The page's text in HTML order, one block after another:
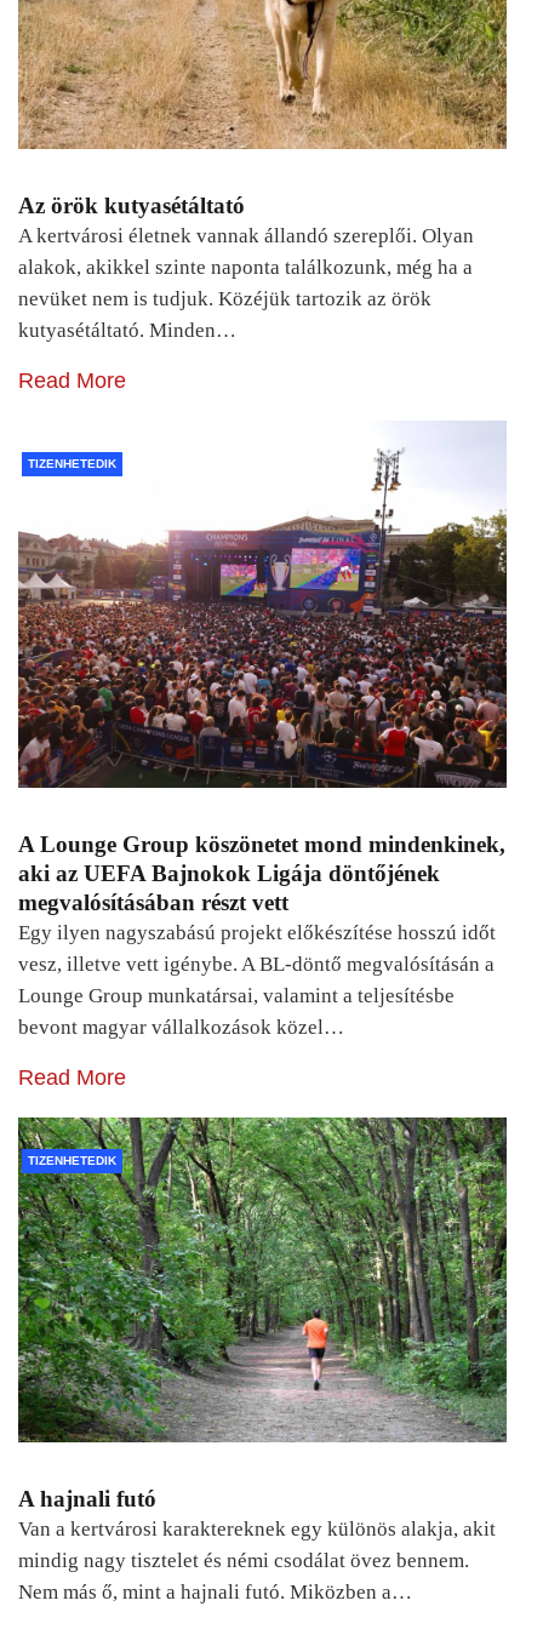
Az örök kutyasétáltató
A kertvárosi életnek vannak állandó szereplői. Olyan
alakok, akikkel szinte naponta találkozunk, még ha a
nevüket nem is tudjuk. Közéjük tartozik az örök
kutyasétáltató. Minden…
Read More
TIZENHETEDIK
A Lounge Group köszönetet mond mindenkinek,
aki az UEFA Bajnokok Ligája döntőjének
megvalósításában részt vett
Egy ilyen nagyszabású projekt előkészítése hosszú időt
vesz, illetve vett igénybe. A BL-döntő megvalósításán a
Lounge Group munkatársai, valamint a teljesítésbe
bevont magyar vállalkozások közel…
Read More
TIZENHETEDIK
A hajnali futó
Van a kertvárosi karaktereknek egy különös alakja, akit
mindig nagy tisztelet és némi csodálat övez bennem.
Nem más ő, mint a hajnali futó. Miközben a…